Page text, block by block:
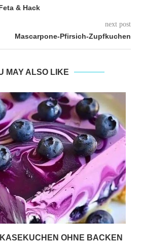
& Hack
next post
Mascarpone-Pfirsich-Zupfkuchen
MAY ALSO LIKE
OHNE BACKEN